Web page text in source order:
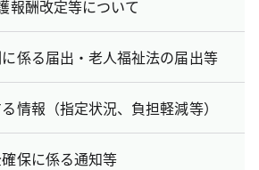
報酬改定等について
係る届出・老人福祉法の届出等
情報（指定状況、負担軽減等）
保に係る通知等